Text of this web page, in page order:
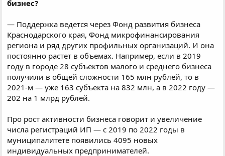
бизнес?
— Поддержка ведется через Фонд развития бизнеса
Краснодарского края, Фонд микрофинансирования
региона и ряд других профильных организаций. И она
постоянно растет в объемах. Например, если в 2019
году в городе 28 субъектов малого и среднего бизнеса
получили в общей сложности 165 млн рублей, то в
2021-м — уже 163 субъекта на 832 млн, а в 2022 году —
202 на 1 млрд рублей.
Про рост активности бизнеса говорит и увеличение
числа регистраций ИП — с 2019 по 2022 годы в
муниципалитете появились 4095 новых
индивидуальных предпринимателей.